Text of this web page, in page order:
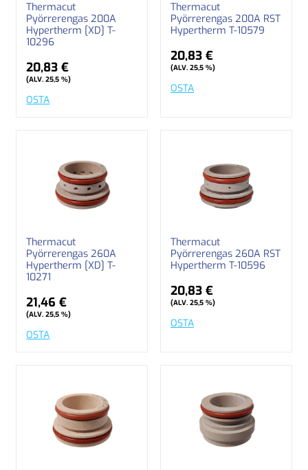
Thermacut
Pyörrerengas 200A
Hypertherm [XD] T-
10296
20,83 €
(ALV. 25,5 %)
OSTA
Thermacut
Pyörrerengas 200A RST
Hypertherm T-10579
20,83 €
(ALV. 25,5 %)
OSTA
Thermacut
Pyörrerengas 260A
Hypertherm [XD] T-
10271
21,46 €
(ALV. 25,5 %)
OSTA
Thermacut
Pyörrerengas 260A RST
Hypertherm T-10596
20,83 €
(ALV. 25,5 %)
OSTA